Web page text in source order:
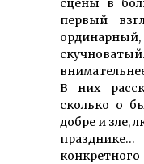
первый
В них
сколько о
добре и зле,